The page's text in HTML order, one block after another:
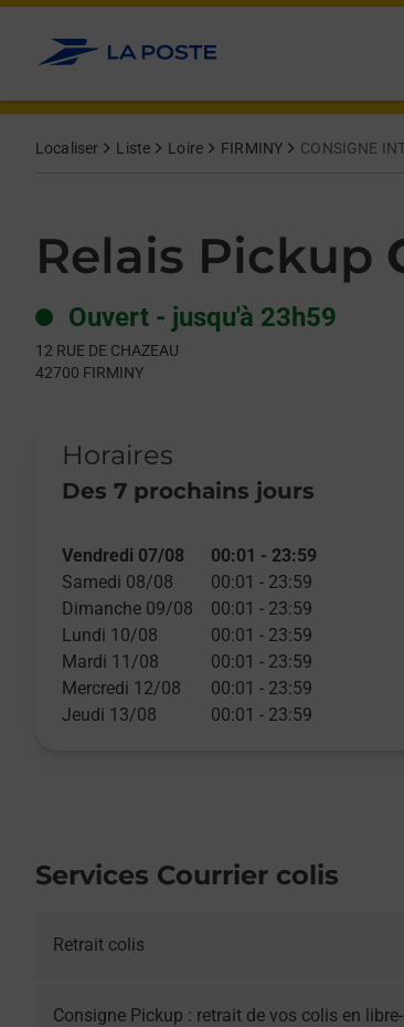
Allez au contenu
Localiser Liste Loire FIRMINY CONSIGNE
Relais Pickup
Ouvert - jusqu'à 23h59
12 RUE DE CHAZEAU
42700 FIRMINY
Horaires
Des 7 prochains jours
Day of the WeekHours
Vendredi 07/08 00:01 - 23:59
Samedi 08/08
00:01 - 23:59
Dimanche 09/08
00:01 - 23:59
Lundi 10/08
00:01 - 23:59
Mardi 11/08
00:01 - 23:59
Mercredi 12/08
00:01 - 23:59
Jeudi 13/08
00:01 - 23:59
Services Courrier colis
Retrait colis
Consigne Pickup : retrait de vos colis en
Get directions to Relais Pickup at 12 RUE DE
lien s'ouvre dans un nouvel onglet